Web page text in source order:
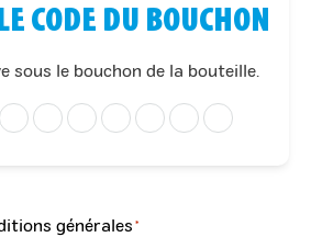
CODE DU BOUCHON
sous le bouchon de la bouteille.
générales *